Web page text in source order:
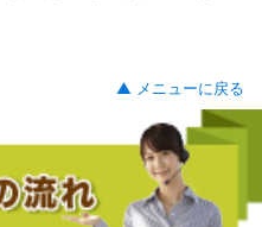
▲ メニューに戻る